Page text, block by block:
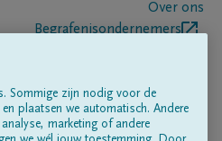
Over ons
Begrafenisondernemers
Sommige zijn nodig voor de
plaatsen we automatisch. Andere
marketing of andere